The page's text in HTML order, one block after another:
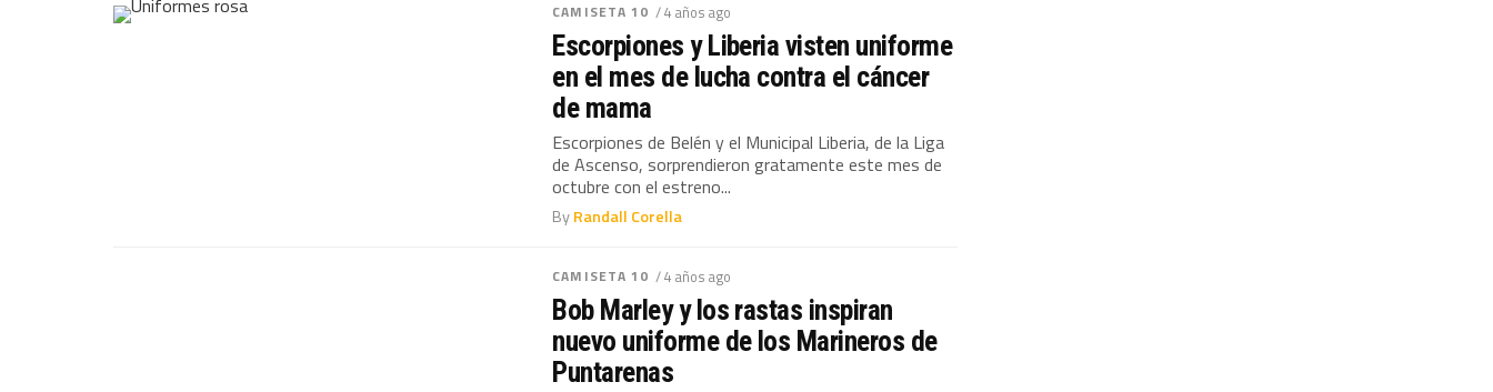
CAMISETA 10 / 4 años ago
Escorpiones y Liberia visten uniforme
en el mes de lucha contra el cáncer
de mama
Escorpiones de Belén y el Municipal Liberia, de la Liga
de Ascenso, sorprendieron gratamente este mes de
octubre con el estreno...
ByRandall Corella
CAMISETA 10 / 4 años ago
Bob Marley y los rastas inspiran
nuevo uniforme de los Marineros de
Puntarenas